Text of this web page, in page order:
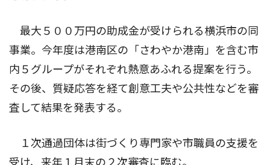
最大５００万円の助成金が受けられる横浜市の同
事業。今年度は港南区の「さわやか港南」を含む市
内５グループがそれぞれ熱意あふれる提案を行う。
その後、質疑応答を経て創意工夫や公共性などを審
査して結果を発表する。
１次通過団体は街づくり専門家や市職員の支援を